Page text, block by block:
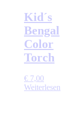
Kid´s
Bengal
Color
Torch
€ 7,00
Weiterlesen